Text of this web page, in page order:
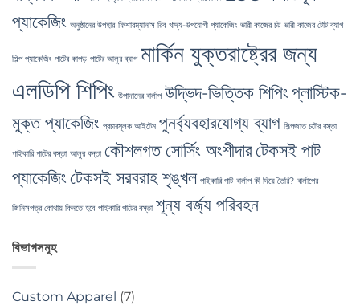
প্যাকেজিং অনুষ্ঠানের উপহার ফিশারম্যান'স রিব খাদ্য-উপযোগী প্যাকেজিং ভারী কাজের চট ভারী কাজের টোট ব্যাগ
শিল্প প্যাকেজিং পাটের কাপড় পাটের আলুর ব্যাগ মার্কিন যুক্তরাষ্ট্রের জন্য
এলডিপি শিপিং উপাদানের বার্লাপ উদ্ভিদ-ভিত্তিক শিপিংপ্লাস্টিক-
মুক্ত প্যাকেজিং প্রচারমূলক আইটেম পুনর্ব্যবহারযোগ্য ব্যাগ শিল্পজাত চটের বস্তা
পাইকারি পাটের বস্তা আলুর বস্তা কৌশলগত সোর্সিং অংশীদারটেকসই পাট
প্যাকেজিংটেকসই সরবরাহ শৃঙ্খল পাইকারি পাট বার্লাপ কী দিয়ে তৈরি? বার্লাপের
জিনিসপত্র কোথায় কিনতে হবে পাইকারি পাটের বস্তা শূন্য বর্জ্য পরিবহন
বিভাগসমূহ
Custom Apparel (7)